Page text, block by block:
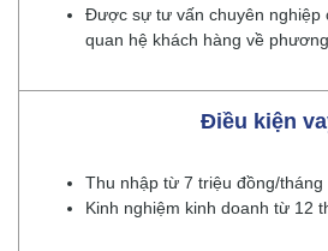
Được sự tư vấn chuyên nghiệp
quan hệ khách hàng về
Điều kiện
Thu nhập từ 7 triệu đồng/tháng
Kinh nghiệm kinh doanh từ 12